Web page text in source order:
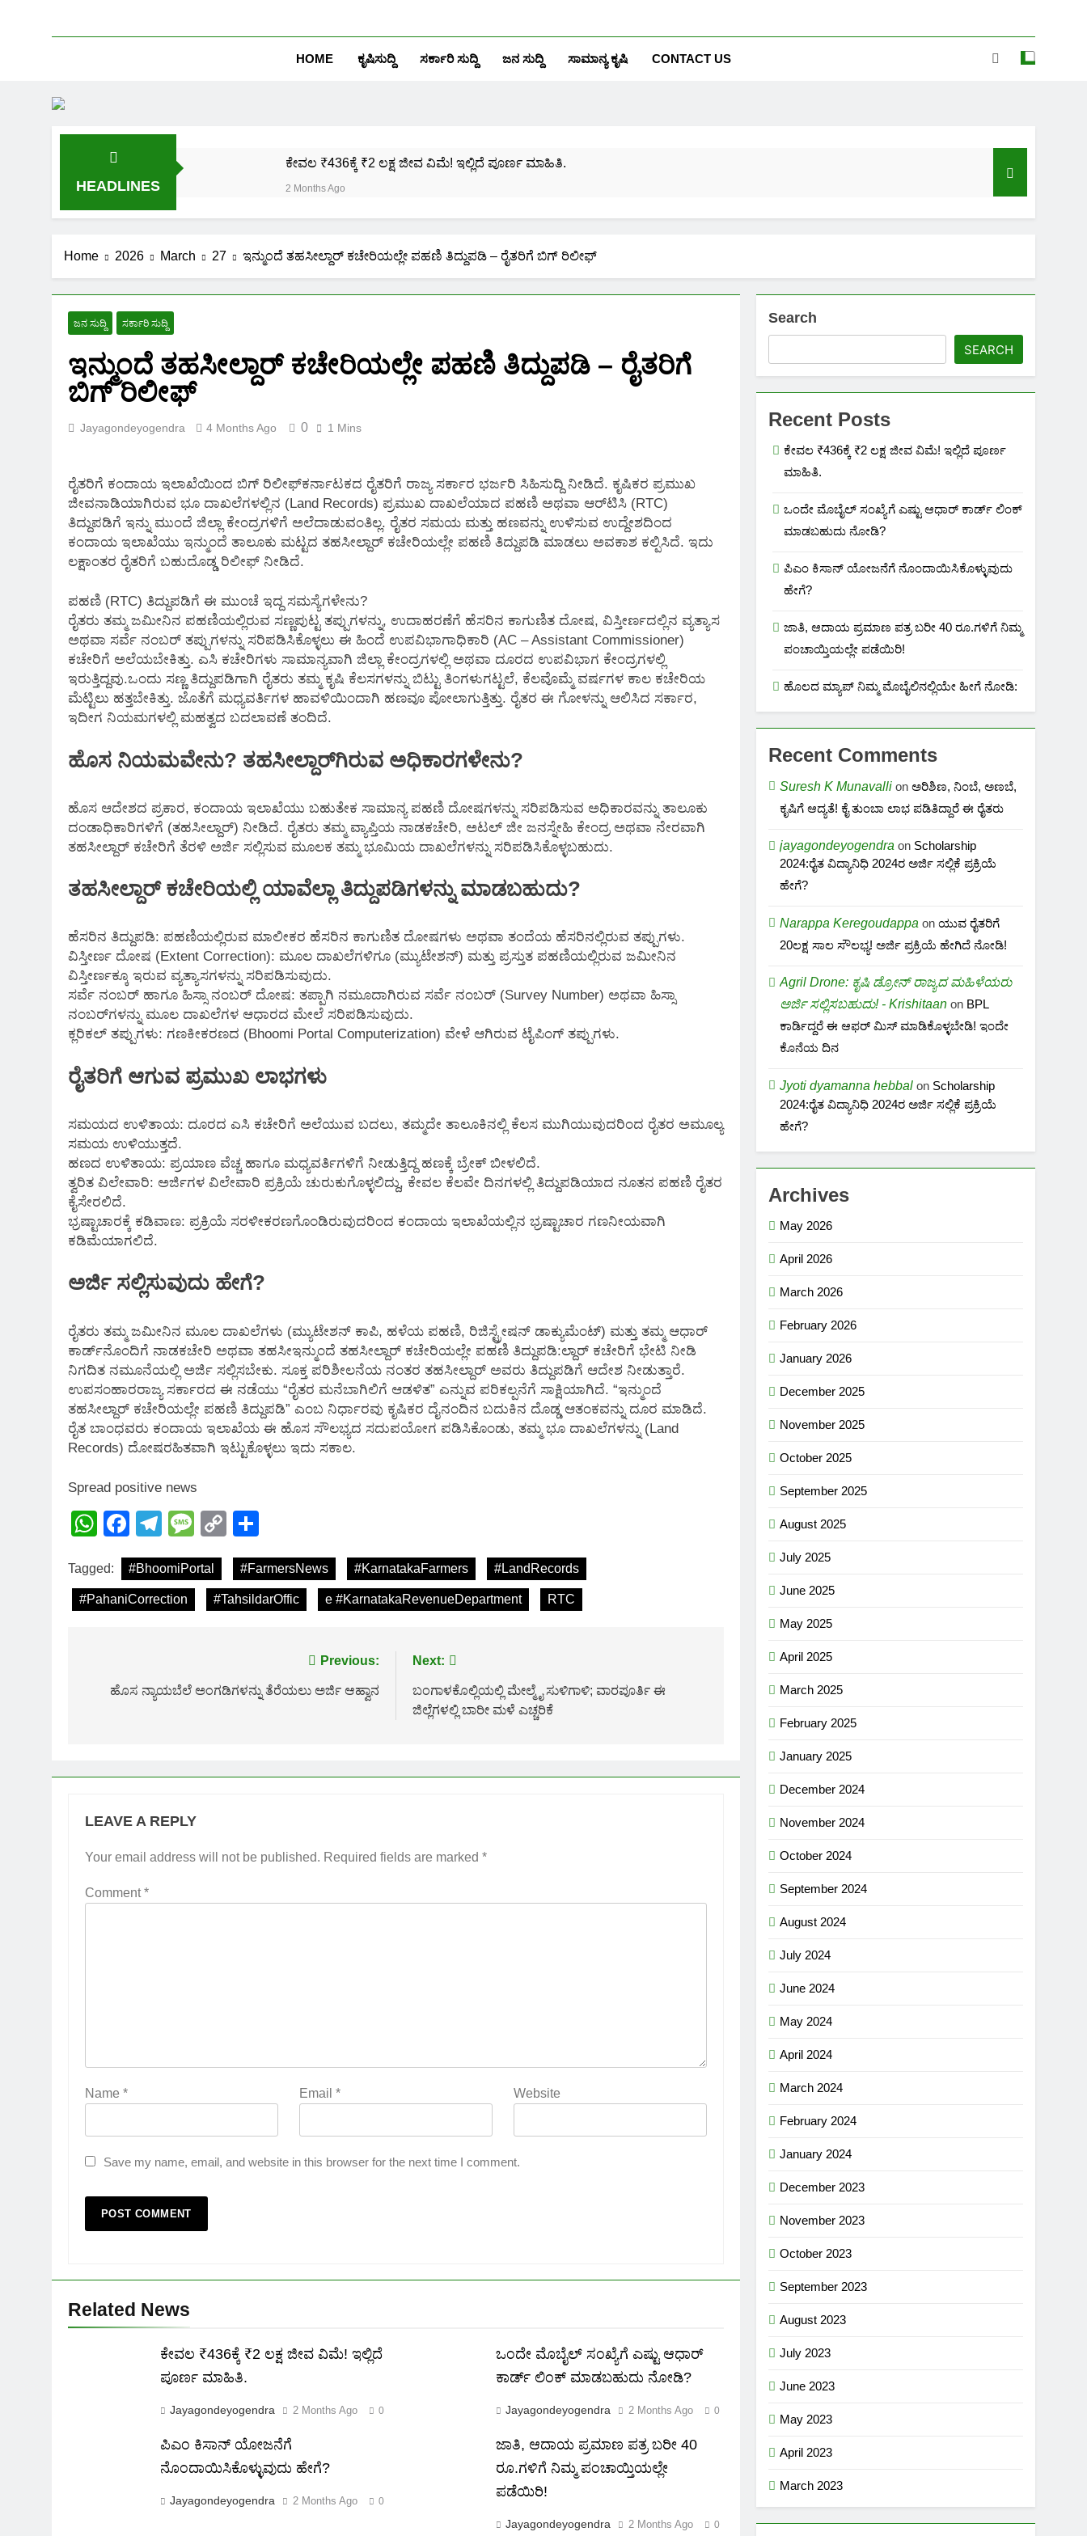
HOME ಕೃಷಿಸುದ್ದಿ ಸರ್ಕಾರಿ ಸುದ್ದಿ ಜನ ಸುದ್ದಿ ಸಾಮಾನ್ಯ ಕೃಷಿ CONTACT US
HEADLINES
ಕೇವಲ ₹436ಕ್ಕೆ ₹2 ಲಕ್ಷ ಜೀವ ವಿಮೆ! ಇಲ್ಲಿದೆ ಪೂರ್ಣ ಮಾಹಿತಿ.
2 Months Ago
ಪಿಎಂ ಕಿಸಾನ್ ಯೋಜನೆಗೆ ನೊಂದಾಯಿಸಿಕೊಳ್ಳುವುದು ಹೇಗೆ?
ಜಾತಿ, ಆದಾಯ ಪ್ರಮಾಣ ಪತ್ರ ಬರೀ 40 ರೂ.ಗಳಿಗೆ ನಿಮ್ಮ ಪಂಚಾಯ್ತಿಯಲ್ಲೇ ಪಡೆಯಿರಿ!
2 Months Ago
ನಿಮ್ಮ ಆಧಾರ್ ಕಾರ್ಡ್‌ಗೆ ಎಷ್ಟು ಮೊಬೈಲ್ ನಂಬರ ಲಿಂಕ್ ಇದೆ ಗೊತ್ತಾ!
2 Months Ago
Home 2026 March 27 ಇನ್ಮುಂದೆ ತಹಸೀಲ್ದಾರ್‌ ಕಚೇರಿಯಲ್ಲೇ ಪಹಣಿ ತಿದ್ದುಪಡಿ – ರೈತರಿಗೆ ಬಿಗ್‌ ರಿಲೀಫ್‌
ಜನ ಸುದ್ದಿ ಸರ್ಕಾರಿ ಸುದ್ದಿ
ಇನ್ಮುಂದೆ ತಹಸೀಲ್ದಾರ್‌ ಕಚೇರಿಯಲ್ಲೇ ಪಹಣಿ ತಿದ್ದುಪಡಿ – ರೈತರಿಗೆ
ಬಿಗ್‌ ರಿಲೀಫ್‌
Jayagondeyogendra 4 Months Ago 0 1 Mins
ರೈತರಿಗೆ ಕಂದಾಯ ಇಲಾಖೆಯಿಂದ ಬಿಗ್‌ ರಿಲೀಫ್‌ಕರ್ನಾಟಕದ ರೈತರಿಗೆ ರಾಜ್ಯ ಸರ್ಕಾರ ಭರ್ಜರಿ ಸಿಹಿಸುದ್ದಿ ನೀಡಿದೆ. ಕೃಷಿಕರ ಪ್ರಮುಖ
ಜೀವನಾಡಿಯಾಗಿರುವ ಭೂ ದಾಖಲೆಗಳಲ್ಲಿನ (Land Records) ಪ್ರಮುಖ ದಾಖಲೆಯಾದ ಪಹಣಿ ಅಥವಾ ಆರ್‌ಟಿಸಿ (RTC)
ತಿದ್ದುಪಡಿಗೆ ಇನ್ನು ಮುಂದೆ ಜಿಲ್ಲಾ ಕೇಂದ್ರಗಳಿಗೆ ಅಲೆದಾಡುವಂತಿಲ್ಲ. ರೈತರ ಸಮಯ ಮತ್ತು ಹಣವನ್ನು ಉಳಿಸುವ ಉದ್ದೇಶದಿಂದ
ಕಂದಾಯ ಇಲಾಖೆಯು ಇನ್ಮುಂದೆ ತಾಲೂಕು ಮಟ್ಟದ ತಹಸೀಲ್ದಾರ್‌ ಕಚೇರಿಯಲ್ಲೇ ಪಹಣಿ ತಿದ್ದುಪಡಿ ಮಾಡಲು ಅವಕಾಶ ಕಲ್ಪಿಸಿದೆ. ಇದು
ಲಕ್ಷಾಂತರ ರೈತರಿಗೆ ಬಹುದೊಡ್ಡ ರಿಲೀಫ್ ನೀಡಿದೆ.
ಪಹಣಿ (RTC) ತಿದ್ದುಪಡಿಗೆ ಈ ಮುಂಚೆ ಇದ್ದ ಸಮಸ್ಯೆಗಳೇನು?
ರೈತರು ತಮ್ಮ ಜಮೀನಿನ ಪಹಣಿಯಲ್ಲಿರುವ ಸಣ್ಣಪುಟ್ಟ ತಪ್ಪುಗಳನ್ನು, ಉದಾಹರಣೆಗೆ ಹೆಸರಿನ ಕಾಗುಣಿತ ದೋಷ, ವಿಸ್ತೀರ್ಣದಲ್ಲಿನ ವ್ಯತ್ಯಾಸ
ಅಥವಾ ಸರ್ವೆ ನಂಬರ್ ತಪ್ಪುಗಳನ್ನು ಸರಿಪಡಿಸಿಕೊಳ್ಳಲು ಈ ಹಿಂದೆ ಉಪವಿಭಾಗಾಧಿಕಾರಿ (AC – Assistant Commissioner)
ಕಚೇರಿಗೆ ಅಲೆಯಬೇಕಿತ್ತು. ಎಸಿ ಕಚೇರಿಗಳು ಸಾಮಾನ್ಯವಾಗಿ ಜಿಲ್ಲಾ ಕೇಂದ್ರಗಳಲ್ಲಿ ಅಥವಾ ದೂರದ ಉಪವಿಭಾಗ ಕೇಂದ್ರಗಳಲ್ಲಿ
ಇರುತ್ತಿದ್ದವು.ಒಂದು ಸಣ್ಣ ತಿದ್ದುಪಡಿಗಾಗಿ ರೈತರು ತಮ್ಮ ಕೃಷಿ ಕೆಲಸಗಳನ್ನು ಬಿಟ್ಟು ತಿಂಗಳುಗಟ್ಟಲೆ, ಕೆಲವೊಮ್ಮೆ ವರ್ಷಗಳ ಕಾಲ ಕಚೇರಿಯ
ಮೆಟ್ಟಿಲು ಹತ್ತಬೇಕಿತ್ತು. ಜೊತೆಗೆ ಮಧ್ಯವರ್ತಿಗಳ ಹಾವಳಿಯಿಂದಾಗಿ ಹಣವೂ ಪೋಲಾಗುತ್ತಿತ್ತು. ರೈತರ ಈ ಗೋಳನ್ನು ಆಲಿಸಿದ ಸರ್ಕಾರ,
ಇದೀಗ ನಿಯಮಗಳಲ್ಲಿ ಮಹತ್ವದ ಬದಲಾವಣೆ ತಂದಿದೆ.
ಹೊಸ ನಿಯಮವೇನು? ತಹಸೀಲ್ದಾರ್‌ಗಿರುವ ಅಧಿಕಾರಗಳೇನು?
ಹೊಸ ಆದೇಶದ ಪ್ರಕಾರ, ಕಂದಾಯ ಇಲಾಖೆಯು ಬಹುತೇಕ ಸಾಮಾನ್ಯ ಪಹಣಿ ದೋಷಗಳನ್ನು ಸರಿಪಡಿಸುವ ಅಧಿಕಾರವನ್ನು ತಾಲೂಕು
ದಂಡಾಧಿಕಾರಿಗಳಿಗೆ (ತಹಸೀಲ್ದಾರ್) ನೀಡಿದೆ. ರೈತರು ತಮ್ಮ ವ್ಯಾಪ್ತಿಯ ನಾಡಕಚೇರಿ, ಅಟಲ್ ಜೀ ಜನಸ್ನೇಹಿ ಕೇಂದ್ರ ಅಥವಾ ನೇರವಾಗಿ
ತಹಸೀಲ್ದಾರ್ ಕಚೇರಿಗೆ ತೆರಳಿ ಅರ್ಜಿ ಸಲ್ಲಿಸುವ ಮೂಲಕ ತಮ್ಮ ಭೂಮಿಯ ದಾಖಲೆಗಳನ್ನು ಸರಿಪಡಿಸಿಕೊಳ್ಳಬಹುದು.
ತಹಸೀಲ್ದಾರ್ ಕಚೇರಿಯಲ್ಲಿ ಯಾವೆಲ್ಲಾ ತಿದ್ದುಪಡಿಗಳನ್ನು ಮಾಡಬಹುದು?
ಹೆಸರಿನ ತಿದ್ದುಪಡಿ: ಪಹಣಿಯಲ್ಲಿರುವ ಮಾಲೀಕರ ಹೆಸರಿನ ಕಾಗುಣಿತ ದೋಷಗಳು ಅಥವಾ ತಂದೆಯ ಹೆಸರಿನಲ್ಲಿರುವ ತಪ್ಪುಗಳು.
ವಿಸ್ತೀರ್ಣ ದೋಷ (Extent Correction): ಮೂಲ ದಾಖಲೆಗಳಿಗೂ (ಮ್ಯುಟೇಶನ್) ಮತ್ತು ಪ್ರಸ್ತುತ ಪಹಣಿಯಲ್ಲಿರುವ ಜಮೀನಿನ
ವಿಸ್ತೀರ್ಣಕ್ಕೂ ಇರುವ ವ್ಯತ್ಯಾಸಗಳನ್ನು ಸರಿಪಡಿಸುವುದು.
ಸರ್ವೆ ನಂಬರ್ ಹಾಗೂ ಹಿಸ್ಸಾ ನಂಬರ್ ದೋಷ: ತಪ್ಪಾಗಿ ನಮೂದಾಗಿರುವ ಸರ್ವೆ ನಂಬರ್ (Survey Number) ಅಥವಾ ಹಿಸ್ಸಾ
ನಂಬರ್‌ಗಳನ್ನು ಮೂಲ ದಾಖಲೆಗಳ ಆಧಾರದ ಮೇಲೆ ಸರಿಪಡಿಸುವುದು.
ಕ್ಲರಿಕಲ್ ತಪ್ಪುಗಳು: ಗಣಕೀಕರಣದ (Bhoomi Portal Computerization) ವೇಳೆ ಆಗಿರುವ ಟೈಪಿಂಗ್ ತಪ್ಪುಗಳು.
ರೈತರಿಗೆ ಆಗುವ ಪ್ರಮುಖ ಲಾಭಗಳು
ಸಮಯದ ಉಳಿತಾಯ: ದೂರದ ಎಸಿ ಕಚೇರಿಗೆ ಅಲೆಯುವ ಬದಲು, ತಮ್ಮದೇ ತಾಲೂಕಿನಲ್ಲಿ ಕೆಲಸ ಮುಗಿಯುವುದರಿಂದ ರೈತರ ಅಮೂಲ್ಯ
ಸಮಯ ಉಳಿಯುತ್ತದೆ.
ಹಣದ ಉಳಿತಾಯ: ಪ್ರಯಾಣ ವೆಚ್ಚ ಹಾಗೂ ಮಧ್ಯವರ್ತಿಗಳಿಗೆ ನೀಡುತ್ತಿದ್ದ ಹಣಕ್ಕೆ ಬ್ರೇಕ್ ಬೀಳಲಿದೆ.
ತ್ವರಿತ ವಿಲೇವಾರಿ: ಅರ್ಜಿಗಳ ವಿಲೇವಾರಿ ಪ್ರಕ್ರಿಯೆ ಚುರುಕುಗೊಳ್ಳಲಿದ್ದು, ಕೇವಲ ಕೆಲವೇ ದಿನಗಳಲ್ಲಿ ತಿದ್ದುಪಡಿಯಾದ ನೂತನ ಪಹಣಿ ರೈತರ
ಕೈಸೇರಲಿದೆ.
ಭ್ರಷ್ಟಾಚಾರಕ್ಕೆ ಕಡಿವಾಣ: ಪ್ರಕ್ರಿಯೆ ಸರಳೀಕರಣಗೊಂಡಿರುವುದರಿಂದ ಕಂದಾಯ ಇಲಾಖೆಯಲ್ಲಿನ ಭ್ರಷ್ಟಾಚಾರ ಗಣನೀಯವಾಗಿ
ಕಡಿಮೆಯಾಗಲಿದೆ.
ಅರ್ಜಿ ಸಲ್ಲಿಸುವುದು ಹೇಗೆ?
ರೈತರು ತಮ್ಮ ಜಮೀನಿನ ಮೂಲ ದಾಖಲೆಗಳು (ಮ್ಯುಟೇಶನ್ ಕಾಪಿ, ಹಳೆಯ ಪಹಣಿ, ರಿಜಿಸ್ಟ್ರೇಷನ್ ಡಾಕ್ಯುಮೆಂಟ್) ಮತ್ತು ತಮ್ಮ ಆಧಾರ್
ಕಾರ್ಡ್‌ನೊಂದಿಗೆ ನಾಡಕಚೇರಿ ಅಥವಾ ತಹಸೀಇನ್ಮುಂದೆ ತಹಸೀಲ್ದಾರ್‌ ಕಚೇರಿಯಲ್ಲೇ ಪಹಣಿ ತಿದ್ದುಪಡಿ:ಲ್ದಾರ್ ಕಚೇರಿಗೆ ಭೇಟಿ ನೀಡಿ
ನಿಗದಿತ ನಮೂನೆಯಲ್ಲಿ ಅರ್ಜಿ ಸಲ್ಲಿಸಬೇಕು. ಸೂಕ್ತ ಪರಿಶೀಲನೆಯ ನಂತರ ತಹಸೀಲ್ದಾರ್ ಅವರು ತಿದ್ದುಪಡಿಗೆ ಆದೇಶ ನೀಡುತ್ತಾರೆ.
ಉಪಸಂಹಾರರಾಜ್ಯ ಸರ್ಕಾರದ ಈ ನಡೆಯು “ರೈತರ ಮನೆಬಾಗಿಲಿಗೆ ಆಡಳಿತ” ಎನ್ನುವ ಪರಿಕಲ್ಪನೆಗೆ ಸಾಕ್ಷಿಯಾಗಿದೆ. “ಇನ್ಮುಂದೆ
ತಹಸೀಲ್ದಾರ್‌ ಕಚೇರಿಯಲ್ಲೇ ಪಹಣಿ ತಿದ್ದುಪಡಿ” ಎಂಬ ನಿರ್ಧಾರವು ಕೃಷಿಕರ ದೈನಂದಿನ ಬದುಕಿನ ದೊಡ್ಡ ಆತಂಕವನ್ನು ದೂರ ಮಾಡಿದೆ.
ರೈತ ಬಾಂಧವರು ಕಂದಾಯ ಇಲಾಖೆಯ ಈ ಹೊಸ ಸೌಲಭ್ಯದ ಸದುಪಯೋಗ ಪಡಿಸಿಕೊಂಡು, ತಮ್ಮ ಭೂ ದಾಖಲೆಗಳನ್ನು (Land
Records) ದೋಷರಹಿತವಾಗಿ ಇಟ್ಟುಕೊಳ್ಳಲು ಇದು ಸಕಾಲ.
Spread positive news
WhatsApp
Facebook
Telegram
Message
Copy
Tagged: #BhoomiPortal #FarmersNews #KarnatakaFarmers #LandRecords
#PahaniCorrection #TahsildarOffic e #KarnatakaRevenueDepartment RTC
navigation
Previous:
ಹೊಸ ನ್ಯಾಯಬೆಲೆ ಅಂಗಡಿಗಳನ್ನು ತೆರೆಯಲು ಅರ್ಜಿ ಆಹ್ವಾನ
Next:
ಬಂಗಾಳಕೊಲ್ಲಿಯಲ್ಲಿ ಮೇಲ್ಮೈ ಸುಳಿಗಾಳಿ; ವಾರಪೂರ್ತಿ ಈ
ಜಿಲ್ಲೆಗಳಲ್ಲಿ ಬಾರೀ ಮಳೆ ಎಚ್ಚರಿಕೆ
LEAVE A REPLY
Your email address will not be published. Required fields are marked *
Comment*
Name * Email* Website
Save my name, email, and website in this browser for the next time I comment.
Related News
ಕೇವಲ ₹436ಕ್ಕೆ ₹2 ಲಕ್ಷ ಜೀವ ವಿಮೆ! ಇಲ್ಲಿದೆ
ಪೂರ್ಣ ಮಾಹಿತಿ.
Jayagondeyogendra 2 Months Ago 0
ಒಂದೇ ಮೊಬೈಲ್ ಸಂಖ್ಯೆಗೆ ಎಷ್ಟು ಆಧಾರ್
ಕಾರ್ಡ್ ಲಿಂಕ್ ಮಾಡಬಹುದು ನೋಡಿ?
Jayagondeyogendra 2 Months Ago 0
ಪಿಎಂ ಕಿಸಾನ್ ಯೋಜನೆಗೆ
ನೊಂದಾಯಿಸಿಕೊಳ್ಳುವುದು ಹೇಗೆ?
Jayagondeyogendra 2 Months Ago 0
ಜಾತಿ, ಆದಾಯ ಪ್ರಮಾಣ ಪತ್ರ ಬರೀ 40
ರೂ.ಗಳಿಗೆ ನಿಮ್ಮ ಪಂಚಾಯ್ತಿಯಲ್ಲೇ
ಪಡೆಯಿರಿ!
Jayagondeyogendra 2 Months Ago 0
Search
SEARCH
Recent Posts
ಕೇವಲ ₹436ಕ್ಕೆ ₹2 ಲಕ್ಷ ಜೀವ ವಿಮೆ! ಇಲ್ಲಿದೆ ಪೂರ್ಣ
ಮಾಹಿತಿ.
ಒಂದೇ ಮೊಬೈಲ್ ಸಂಖ್ಯೆಗೆ ಎಷ್ಟು ಆಧಾರ್ ಕಾರ್ಡ್ ಲಿಂಕ್
ಮಾಡಬಹುದು ನೋಡಿ?
ಪಿಎಂ ಕಿಸಾನ್ ಯೋಜನೆಗೆ ನೊಂದಾಯಿಸಿಕೊಳ್ಳುವುದು
ಹೇಗೆ?
ಜಾತಿ, ಆದಾಯ ಪ್ರಮಾಣ ಪತ್ರ ಬರೀ 40 ರೂ.ಗಳಿಗೆ ನಿಮ್ಮ
ಪಂಚಾಯ್ತಿಯಲ್ಲೇ ಪಡೆಯಿರಿ!
ಹೊಲದ ಮ್ಯಾಪ್ ನಿಮ್ಮ ಮೊಬೈಲಿನಲ್ಲಿಯೇ ಹೀಗೆ ನೋಡಿ:
Recent Comments
Suresh K Munavalli onಅರಿಶಿಣ, ನಿಂಬೆ, ಅಣಬೆ,
ಕೃಷಿಗೆ ಆದ್ಯತೆ! ಕೈ ತುಂಬಾ ಲಾಭ ಪಡಿತಿದ್ದಾರೆ ಈ ರೈತರು
jayagondeyogendra on Scholarship
2024:ರೈತ ವಿದ್ಯಾನಿಧಿ 2024ರ ಅರ್ಜಿ ಸಲ್ಲಿಕೆ ಪ್ರಕ್ರಿಯೆ
ಹೇಗೆ?
Narappa Keregoudappa onಯುವ ರೈತರಿಗೆ
20ಲಕ್ಷ ಸಾಲ ಸೌಲಭ್ಯ! ಅರ್ಜಿ ಪ್ರಕ್ರಿಯೆ ಹೇಗಿದೆ ನೋಡಿ!
Agril Drone: ಕೃಷಿ ಡ್ರೋನ್ ರಾಜ್ಯದ ಮಹಿಳೆಯರು
ಅರ್ಜಿ ಸಲ್ಲಿಸಬಹುದು! - Krishitaan on BPL
ಕಾರ್ಡಿದ್ದರೆ ಈ ಆಫರ್ ಮಿಸ್ ಮಾಡಿಕೊಳ್ಳಬೇಡಿ! ಇಂದೇ
ಕೊನೆಯ ದಿನ
Jyoti dyamanna hebbal on Scholarship
2024:ರೈತ ವಿದ್ಯಾನಿಧಿ 2024ರ ಅರ್ಜಿ ಸಲ್ಲಿಕೆ ಪ್ರಕ್ರಿಯೆ
ಹೇಗೆ?
Archives
May 2026
April 2026
March 2026
February 2026
January 2026
December 2025
November 2025
October 2025
September 2025
August 2025
July 2025
June 2025
May 2025
April 2025
March 2025
February 2025
January 2025
December 2024
November 2024
October 2024
September 2024
August 2024
July 2024
June 2024
May 2024
April 2024
March 2024
February 2024
January 2024
December 2023
November 2023
October 2023
September 2023
August 2023
July 2023
June 2023
May 2023
April 2023
March 2023